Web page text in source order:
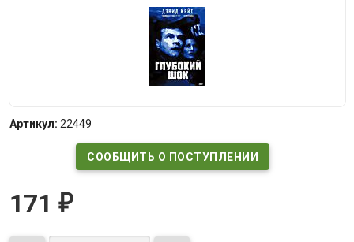
Артикул: 22449
СООБЩИТЬ О ПОСТУПЛЕНИИ
171 ₽